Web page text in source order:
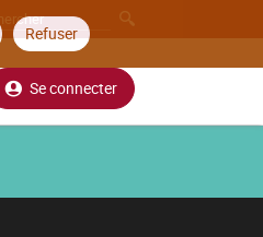
Refuser
Se connecter